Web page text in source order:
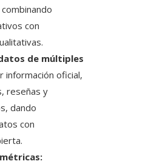
con
de múltiples
información oficial,
reseñas y
dando
con